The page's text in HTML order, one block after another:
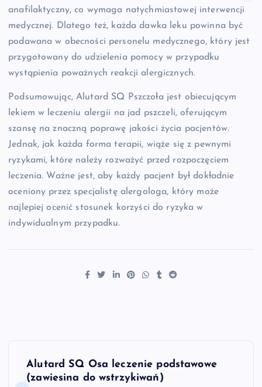
anafilaktyczny, co wymaga natychmiastowej interwencji
medycznej. Dlatego też, każda dawka leku powinna być
podawana w obecności personelu medycznego, który jest
przygotowany do udzielenia pomocy w przypadku
wystąpienia poważnych reakcji alergicznych.
Podsumowując, Alutard SQ Pszczoła jest obiecującym
lekiem w leczeniu alergii na jad pszczeli, oferującym
szansę na znaczną poprawę jakości życia pacjentów.
Jednak, jak każda forma terapii, wiąże się z pewnymi
ryzykami, które należy rozważyć przed rozpoczęciem
leczenia. Ważne jest, aby każdy pacjent był dokładnie
oceniony przez specjalistę alergologa, który może
najlepiej ocenić stosunek korzyści do ryzyka w
indywidualnym przypadku.
a
Alutard SQ Osa leczenie podstawowe
(zawiesina do wstrzykiwań)